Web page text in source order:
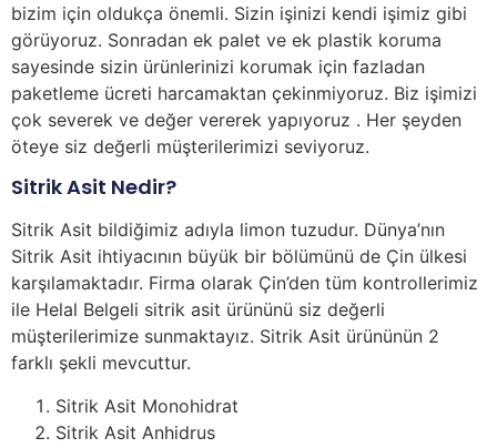
bizim için oldukça önemli. Sizin işinizi kendi işimiz gibi
görüyoruz. Sonradan ek palet ve ek plastik koruma
sayesinde sizin ürünlerinizi korumak için fazladan
paketleme ücreti harcamaktan çekinmiyoruz. Biz işimizi
çok severek ve değer vererek yapıyoruz . Her şeyden
öteye siz değerli müşterilerimizi seviyoruz.
Sitrik Asit Nedir?
Sitrik Asit bildiğimiz adıyla limon tuzudur. Dünya’nın
Sitrik Asit ihtiyacının büyük bir bölümünü de Çin ülkesi
karşılamaktadır. Firma olarak Çin’den tüm kontrollerimiz
ile Helal Belgeli sitrik asit ürününü siz değerli
müşterilerimize sunmaktayız. Sitrik Asit ürününün 2
farklı şekli mevcuttur.
Sitrik Asit Monohidrat
Sitrik Asit Anhidrus